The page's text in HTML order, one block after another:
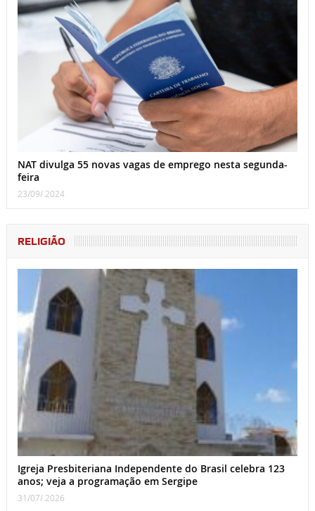
NAT divulga 55 novas vagas de emprego nesta segunda-
feira
23/09/ 2024
RELIGIÃO
Igreja Presbiteriana Independente do Brasil celebra 123
anos; veja a programação em Sergipe
31/07/ 2026